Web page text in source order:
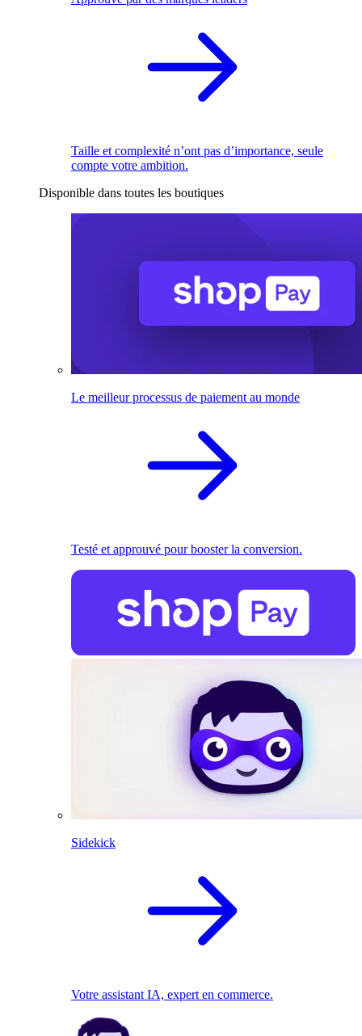
Taille et complexité n’ont pas d’importance, seule
compte votre ambition.
Disponible dans toutes les boutiques
Le meilleur processus de paiement au monde
Testé et approuvé pour booster la conversion.
Sidekick
Votre assistant IA, expert en commerce.